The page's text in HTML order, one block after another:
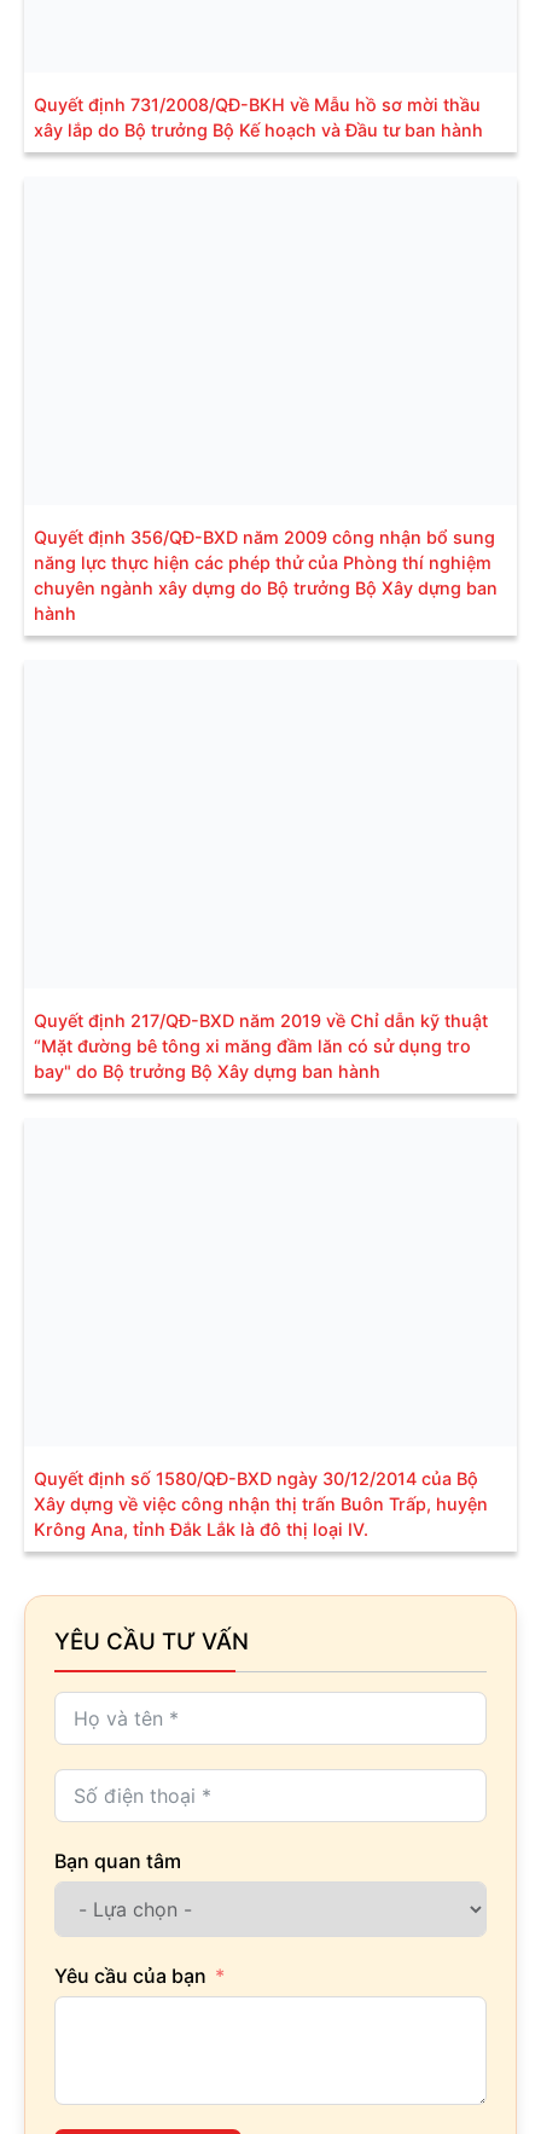
Quyết định 731/2008/QĐ-BKH về Mẫu hồ sơ mời thầu
xây lắp do Bộ trưởng Bộ Kế hoạch và Đầu tư ban hành
Quyết định 356/QĐ-BXD năm 2009 công nhận bổ sung
năng lực thực hiện các phép thử của Phòng thí nghiệm
chuyên ngành xây dựng do Bộ trưởng Bộ Xây dựng ban
hành
Quyết định 217/QĐ-BXD năm 2019 về Chỉ dẫn kỹ thuật
“Mặt đường bê tông xi măng đầm lăn có sử dụng tro
bay" do Bộ trưởng Bộ Xây dựng ban hành
Quyết định số 1580/QĐ-BXD ngày 30/12/2014 của Bộ
Xây dựng về việc công nhận thị trấn Buôn Trấp, huyện
Krông Ana, tỉnh Đắk Lắk là đô thị loại IV.
YÊU CẦU TƯ VẤN
Bạn quan tâm
Yêu cầu của bạn